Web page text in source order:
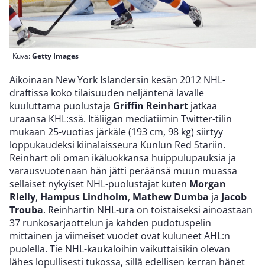
Kuva:Getty Images
Aikoinaan New York Islandersin kesän 2012 NHL-
draftissa koko tilaisuuden neljäntenä lavalle
kuuluttama puolustaja Griffin Reinhart jatkaa
uraansa KHL:ssä. Itäliigan mediatiimin Twitter-tilin
mukaan 25-vuotias järkäle (193 cm, 98 kg) siirtyy
loppukaudeksi kiinalaisseura Kunlun Red Stariin.
Reinhart oli oman ikäluokkansa huippulupauksia ja
varausvuotenaan hän jätti peräänsä muun muassa
sellaiset nykyiset NHL-puolustajat kuten Morgan
Rielly, Hampus Lindholm, Mathew Dumba ja Jacob
Trouba. Reinhartin NHL-ura on toistaiseksi ainoastaan
37 runkosarjaottelun ja kahden pudotuspelin
mittainen ja viimeiset vuodet ovat kuluneet AHL:n
puolella. Tie NHL-kaukaloihin vaikuttaisikin olevan
lähes lopullisesti tukossa, sillä edellisen kerran hänet